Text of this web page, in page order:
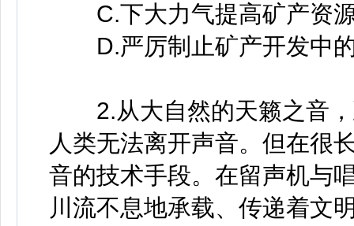
C.下大力气提高矿产资
D.严厉制止矿产开发中
2.从大自然的天籁之音，
人类无法离开声音。但在很
音的技术手段。在留声机与
川流不息地承载、传递着文